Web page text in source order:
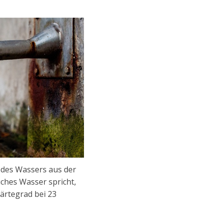
Wassers aus der
Wasser spricht,
bei 23